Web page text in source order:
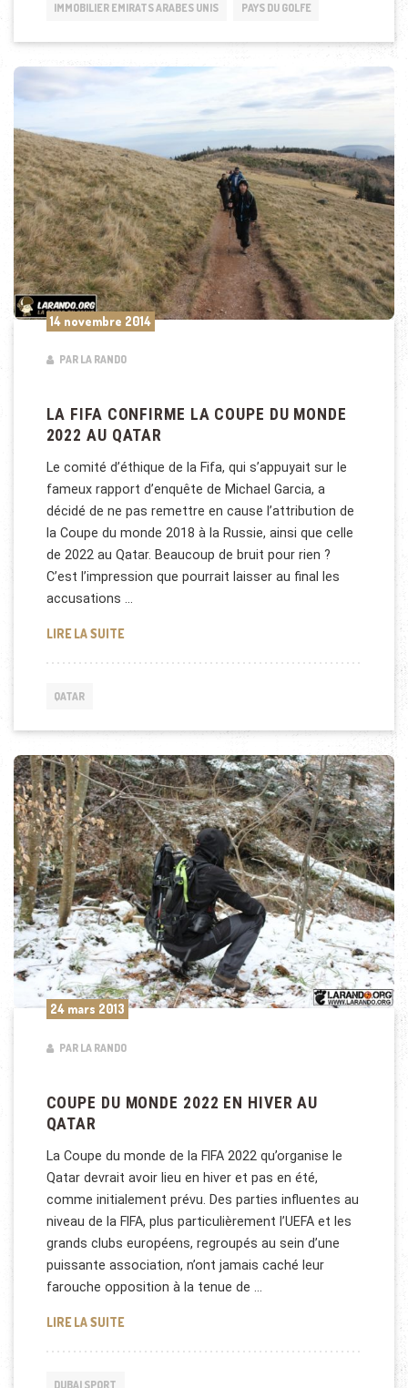
IMMOBILIER EMIRATS ARABES UNIS PAYS DU GOLFE
14 novembre 2014
PAR LA RANDO
LA FIFA CONFIRME LA COUPE DU MONDE
2022 AU QATAR
Le comité d’éthique de la Fifa, qui s’appuyait sur le
fameux rapport d’enquête de Michael Garcia, a
décidé de ne pas remettre en cause l’attribution de
la Coupe du monde 2018 à la Russie, ainsi que celle
de 2022 au Qatar. Beaucoup de bruit pour rien ?
C’est l’impression que pourrait laisser au final les
accusations …
LIRE LA SUITELA FIFA CONFIRME LA COUPE DU MONDE 2022 AU
QATAR
24 mars 2013
PAR LA RANDO
COUPE DU MONDE 2022 EN HIVER AU
QATAR
La Coupe du monde de la FIFA 2022 qu’organise le
Qatar devrait avoir lieu en hiver et pas en été,
comme initialement prévu. Des parties influentes au
niveau de la FIFA, plus particulièrement l’UEFA et les
grands clubs européens, regroupés au sein d’une
puissante association, n’ont jamais caché leur
farouche opposition à la tenue de …
LIRE LA SUITECOUPE DU MONDE 2022 EN HIVER AU QATAR
DUBAI SPORT